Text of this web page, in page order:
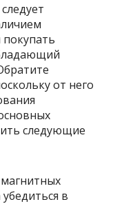
от него
следующие
в